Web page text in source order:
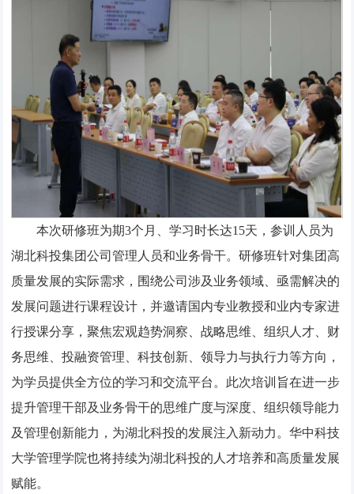
本次研修班为期3个月、学习时长达15天，参训人员为
湖北科投集团公司管理人员和业务骨干。研修班针对集团高
质量发展的实际需求，围绕公司涉及业务领域、亟需解决的
发展问题进行课程设计，并邀请国内专业教授和业内专家进
行授课分享，聚焦宏观趋势洞察、战略思维、组织人才、财
务思维、投融资管理、科技创新、领导力与执行力等方向，
为学员提供全方位的学习和交流平台。此次培训旨在进一步
提升管理干部及业务骨干的思维广度与深度、组织领导能力
及管理创新能力，为湖北科投的发展注入新动力。华中科技
大学管理学院也将持续为湖北科投的人才培养和高质量发展
赋能。